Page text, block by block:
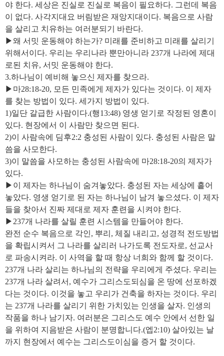
야 한다. 세상은 진실로 진실로 복음이 필요하다. 그런데 복음
이 없다. 사각지대요 버림받은 재앙지대이다. 복음으로 사람
을 살리고 치유하는 여러분되기 바란다.
▶왜 서밋 운동해야 하는가? 미래를 준비하고 미래를 살리기
위해서이다. 우리는 우리나라 뿐만아니라 237개 나라에 제대
로된 치유, 서밋 운동해야 한다.
3.하나님이 예비해 놓으신 제자를 찾으라.
▶마28:18-20, 모든 민족에게 제자가 있다는 것이다. 이 제자
를 찾는 방법이 있다. 세가지 방법이 있다.
1)일단 갈급한 사람이다.(행13:48) 영생 얻기로 작정된 영혼이
있다. 현장에서 이 사람만 찾으면 된다.
2)이 사람속에 딤후2:2 충성된 사람이 있다. 충성된 사람은 말
씀을 사모한다.
3)이 말씀을 사모하는 충성된 사람속에 마28:18-20의 제자가
있다.
▶이 제자는 하나님이 숨겨놓았다. 충성된 자는 세상에 흩어
놓았다. 영생 얻기로 된 자는 하나님이 남겨 놓으셨다. 이 제자
들을 찾아서 진짜 제대로 제자 훈련을 시켜야 한다.
▶237개 나라를 살릴 훈련 시스템을 만들어야 한다.
완전 순수 복음으로 각인, 뿌리, 체질 내리고, 성경적 전도방법
을 확립시켜서 그 나라를 살리러 나가도록 전도자로, 선교사
로 파송시켜라. 이 사역을 할 때 항상 너희와 함께 할 것이다.
237개 나라 살리는 하나님의 전략을 우리에게 주셨다. 우리는
237개 나라 살려서, 예수가 그리스도되심을 온 땅에 선포하겠
다는 것이다. 이것을 놓고 우리가 건축을 하자는 것이다. 우리
는 237개 나라를 살리기 위한 가치있는 인생을 살자. 인생의
작품을 하나 남기자. 여러분은 그리스도 예수 안에서 선한 일
을 위하여 지음받은 사람이 분명합니다.(엡2:10) 살아있는 날
까지 현장에서 예수는 그리스도이심을 증거 할 것이다.